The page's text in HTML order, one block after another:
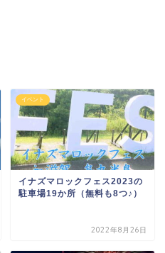
イベント
イナズマロックフェス2023の
駐車場19か所（無料も8つ♪）
2022年8月26日